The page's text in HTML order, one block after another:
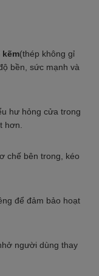
kẽm(thép không gỉ
bền, sức mạnh và
hư hỏng cửa trong
hơn.
chế bên trong, kéo
để đảm bảo hoạt
người dùng thay